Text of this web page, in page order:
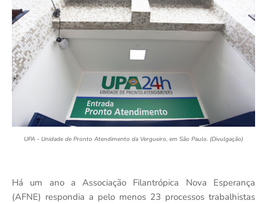
UPA - Unidade de Pronto Atendimento da Vergueiro, em São Paulo. (Divulgação)
Há um ano a Associação Filantrópica Nova Esperança
(AFNE) respondia a pelo menos 23 processos trabalhistas